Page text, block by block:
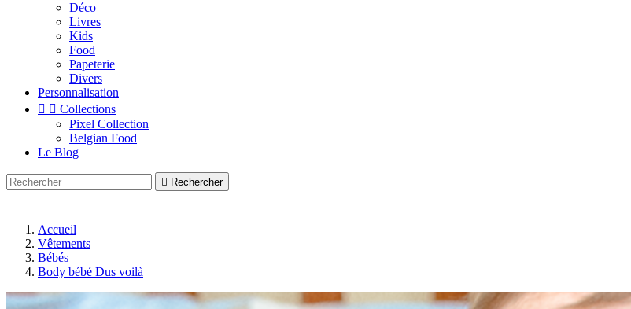
Déco
Livres
Kids
Food
Papeterie
Divers
Personnalisation
  Collections
Pixel Collection
Belgian Food
Le Blog
 Rechercher
Accueil
Vêtements
Bébés
Body bébé Dus voilà